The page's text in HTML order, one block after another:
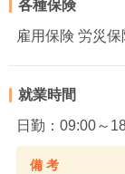
各種保険
雇用保険 労災
就業時間
日勤：09:00～
備 考